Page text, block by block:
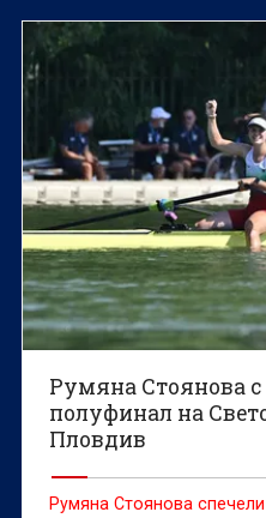
Румяна Стоянова с
полуфинал на
Пловдив
Румяна Стоянова